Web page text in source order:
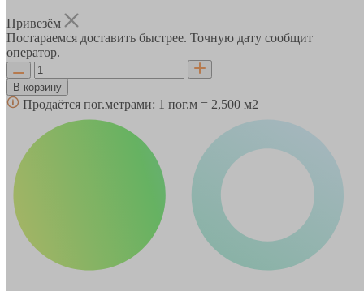
Привезём
Постараемся доставить быстрее. Точную дату сообщит
оператор.
В корзину
Продаётся пог.метрами: 1 пог.м = 2,500 м2